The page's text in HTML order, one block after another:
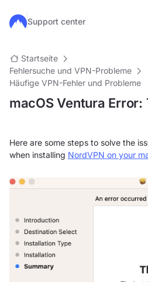
Zum Hauptinhalt springen
Support center
Startseite
Fehlersuche und VPN-Probleme
Häufige VPN-Fehler und Probleme
macOS Ventura
Here are some steps to solve the
when installing NordVPN on your